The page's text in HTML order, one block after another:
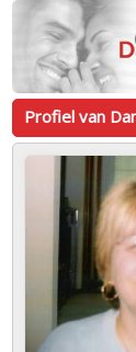
Profiel van